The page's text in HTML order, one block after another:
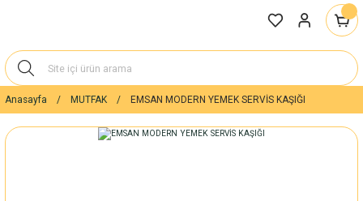
Anasayfa MUTFAK EMSAN MODERN YEMEK SERVİS KAŞIĞI